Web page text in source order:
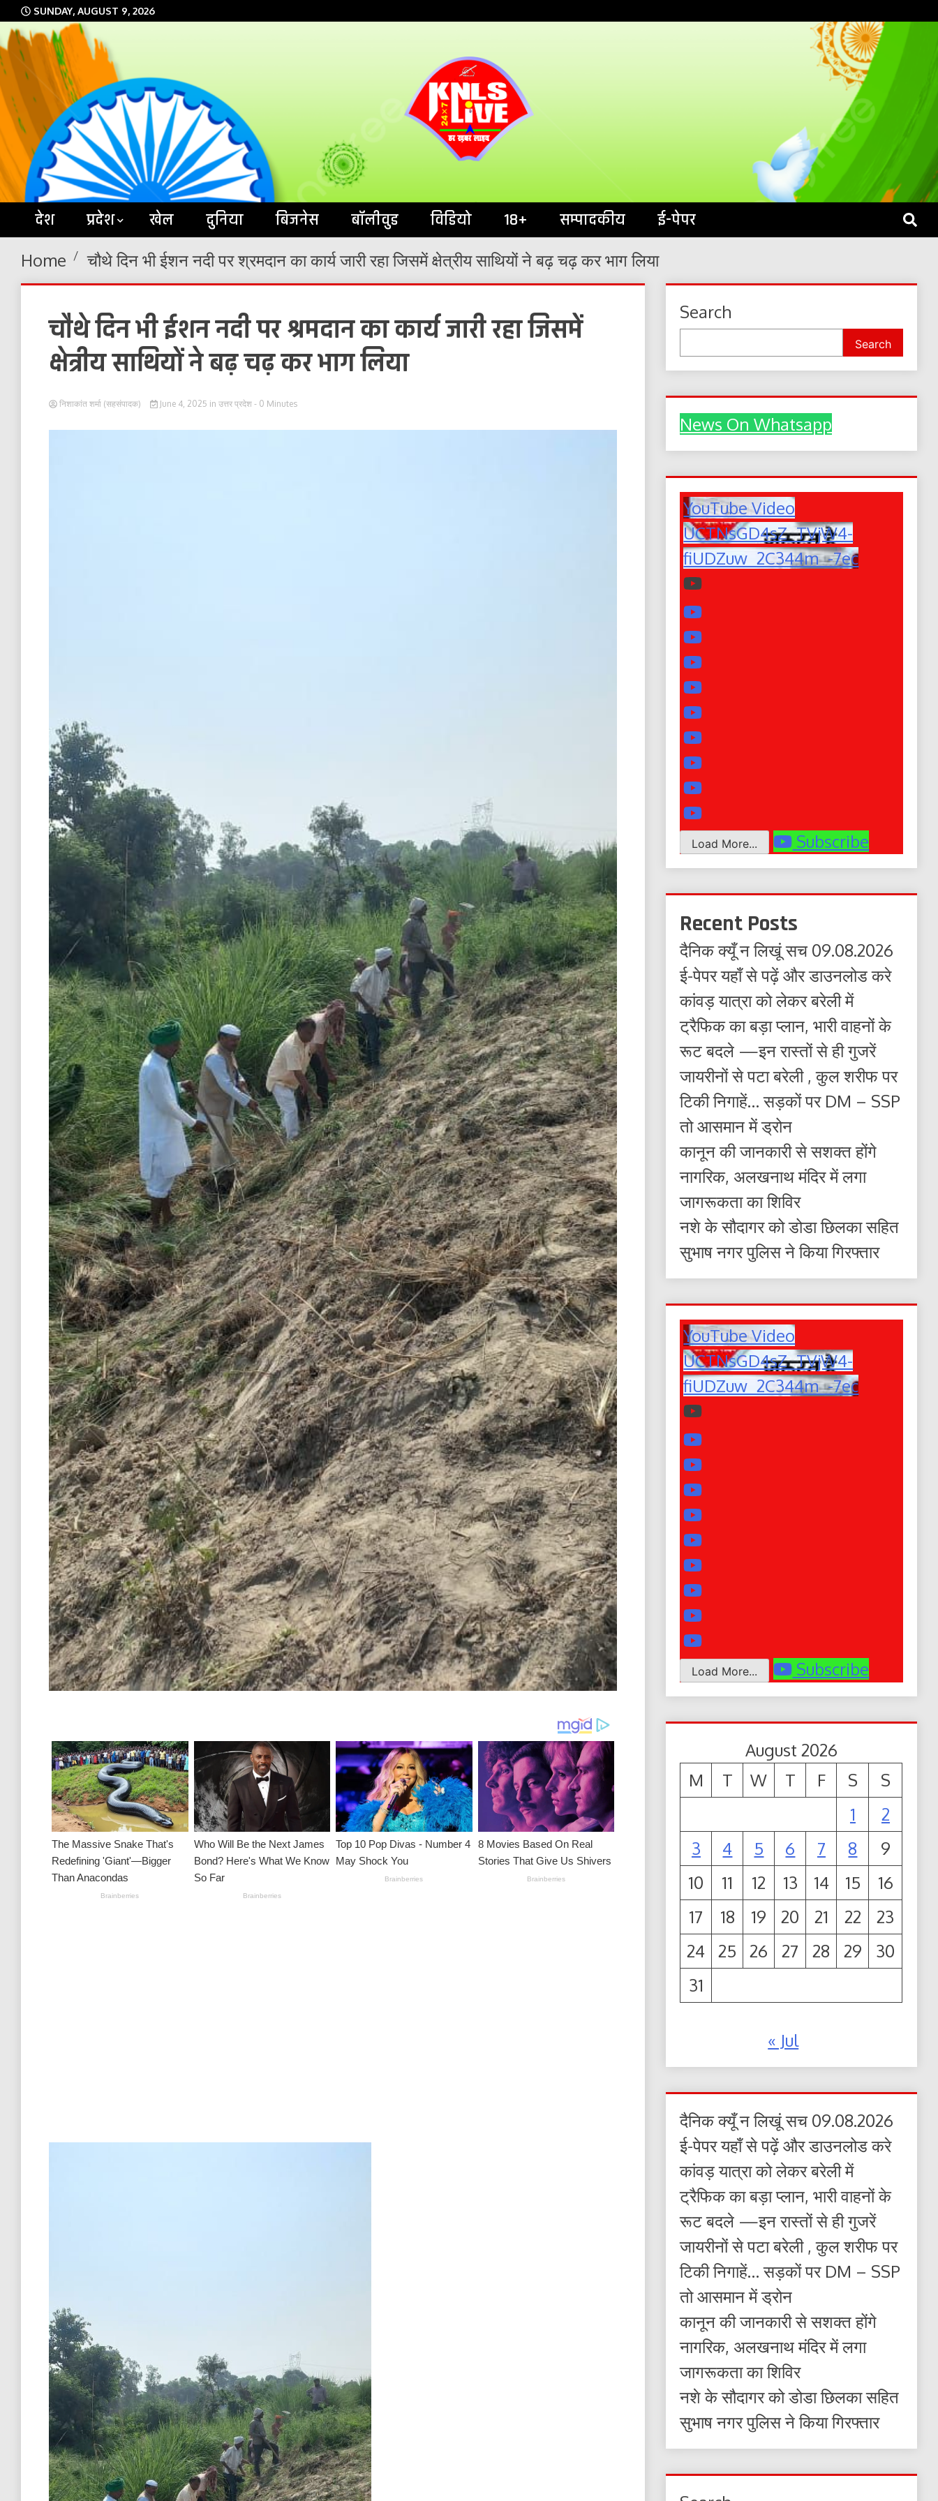
Skip
to
content
SUNDAY, AUGUST 9, 2026
KNLS LIVE
देश प्रदेश खेल दुनिया बिजनेस बॉलीवुड विडियो 18+ सम्पादकीय ई-पेपर
Home चौथे दिन भी ईशन नदी पर श्रमदान का कार्य जारी रहा जिसमें क्षेत्रीय साथियों ने बढ़ चढ़ कर भाग लिया
चौथे दिन भी ईशन नदी पर श्रमदान का कार्य जारी रहा जिसमें
क्षेत्रीय साथियों ने बढ़ चढ़ कर भाग लिया
निशाकांत शर्मा (सहसंपादक) June 4, 2025 in उत्तर प्रदेश - 0 Minutes
Search
Search
News On Whatsapp
YouTube Video
UCTNsGD4sZ_TVjW4-
fiUDZuw_2C344m_-7ec
Load More... Subscribe
Recent Posts
दैनिक क्यूँ न लिखूं सच 09.08.2026
ई-पेपर यहाँ से पढ़ें और डाउनलोड करे
कांवड़ यात्रा को लेकर बरेली में
ट्रैफिक का बड़ा प्लान, भारी वाहनों के
रूट बदले —इन रास्तों से ही गुजरें
जायरीनों से पटा बरेली , कुल शरीफ पर
टिकी निगाहें… सड़कों पर DM – SSP
तो आसमान में ड्रोन
कानून की जानकारी से सशक्त होंगे
नागरिक, अलखनाथ मंदिर में लगा
जागरूकता का शिविर
नशे के सौदागर को डोडा छिलका सहित
सुभाष नगर पुलिस ने किया गिरफ्तार
YouTube Video
UCTNsGD4sZ_TVjW4-
fiUDZuw_2C344m_-7ec
Load More... Subscribe
August 2026
M
T W T F S
S
1
2
3
4 5 6 7 8
9
10
11 12 13 14 15
16
17
18 19 20 21 22
23
24
25 26 27 28 29
30
31
« Jul
दैनिक क्यूँ न लिखूं सच 09.08.2026
ई-पेपर यहाँ से पढ़ें और डाउनलोड करे
कांवड़ यात्रा को लेकर बरेली में
ट्रैफिक का बड़ा प्लान, भारी वाहनों के
रूट बदले —इन रास्तों से ही गुजरें
जायरीनों से पटा बरेली , कुल शरीफ पर
टिकी निगाहें… सड़कों पर DM – SSP
तो आसमान में ड्रोन
कानून की जानकारी से सशक्त होंगे
नागरिक, अलखनाथ मंदिर में लगा
जागरूकता का शिविर
नशे के सौदागर को डोडा छिलका सहित
सुभाष नगर पुलिस ने किया गिरफ्तार